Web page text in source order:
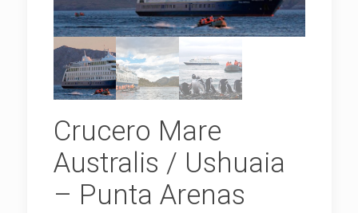
Crucero Mare
Australis / Ushuaia
– Punta Arenas